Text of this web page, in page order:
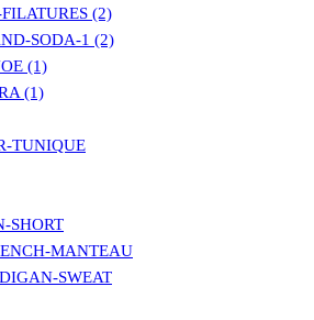
(2)
SODA-1 (2)
(1)
(1)
TUNIQUE
SHORT
MANTEAU
SWEAT